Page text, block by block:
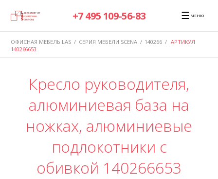
+7 495 109-56-83 ☰ МЕНЮ
ОФИСНАЯ МЕБЕЛЬ LAS / СЕРИЯ МЕБЕЛИ SCENA / 140266 / АРТИКУЛ
140266653
Кресло руководителя,
алюминиевая база на
ножках, алюминиевые
подлокотники с
обивкой 140266653